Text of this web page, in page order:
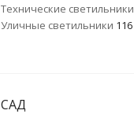
Технические светильники
Уличные светильники 116
САД